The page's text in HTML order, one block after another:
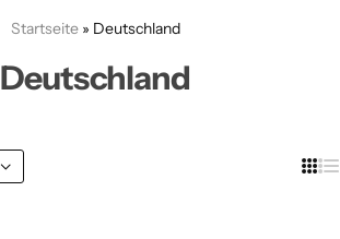
Startseite» Deutschland
Deutschland